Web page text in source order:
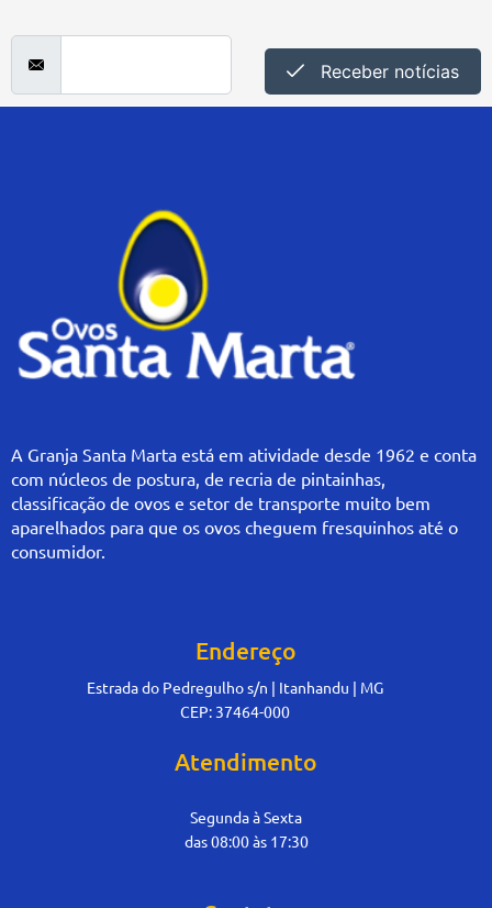
Receber notícias
A Granja Santa Marta está em atividade desde 1962 e conta
com núcleos de postura, de recria de pintainhas,
classificação de ovos e setor de transporte muito bem
aparelhados para que os ovos cheguem fresquinhos até o
consumidor.
Endereço
Estrada do Pedregulho s/n | Itanhandu | MG
CEP: 37464-000
Atendimento
Segunda à Sexta
das 08:00 às 17:30